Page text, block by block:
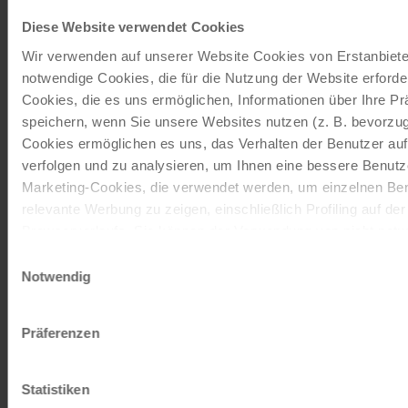
Diese Website verwendet Cookies
Wir verwenden auf unserer Website Cookies von
notwendige Cookies, die für die Nutzung der Website
Cookies, die es uns ermöglichen, Informationen über Ihre
speichern, wenn Sie unsere Websites nutzen (z. B.
Cookies ermöglichen es uns, das Verhalten der Benutzer
verfolgen und zu analysieren, um Ihnen eine bessere
Marketing-Cookies, die verwendet werden, um einzelnen
relevante Werbung zu zeigen, einschließlich Profiling auf
entscheiden, nur notwendige Cookies zu verwenden, indem
Impressum
Notwendig
Präferenzen
Statistiken
Tagesradverleih